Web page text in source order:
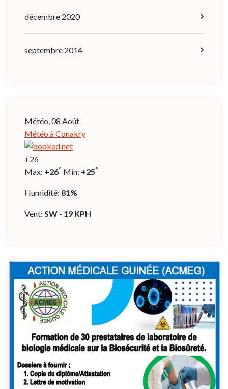
décembre 2020
septembre 2014
Météo, 08 Août
Météo à Conakry
+26
Max: +26° Min: +25°
Humidité: 81%
Vent: SW - 19 KPH